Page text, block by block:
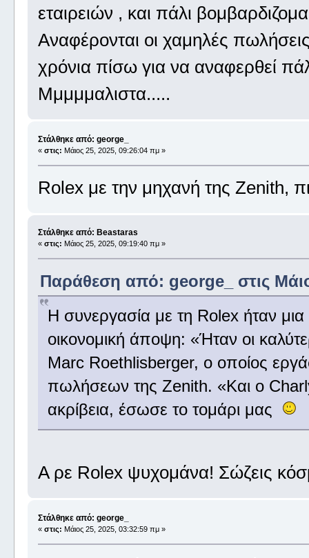
εταιρειών , και πάλι
Αναφέρονται οι χαμηλές
χρόνια πίσω για να αναφερθεί
Μμμμμαλιστα.....
Στάλθηκε από: george_
« στις: Μάιος 25, 2025, 09:26:04 πμ »
Rolex με την μηχανή της Zenith,
Στάλθηκε από: Beastaras
« στις: Μάιος 25, 2025, 09:19:40 πμ »
Παράθεση από: george_ στις
Η συνεργασία με τη Rolex ήταν
οικονομική άποψη: «Ήταν οι
Marc Roethlisberger, ο οποίος
πωλήσεων της Zenith. «Και ο
ακρίβεια, έσωσε το τομάρι μας
Α ρε Rolex ψυχομάνα! Σώζεις
Στάλθηκε από: george_
« στις: Μάιος 25, 2025, 03:32:59 πμ »